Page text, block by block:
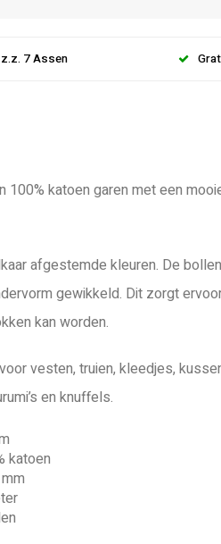
7 Assen
100% katoen garen met een
afgestemde kleuren. De
gewikkeld. Dit zorgt
kan worden.
vesten, truien, kleedjes,
en knuffels.
katoen